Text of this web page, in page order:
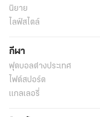
นิยาย
ไลฟ์สไตล์
กีฬา
ฟุตบอลต่่างประเทศ
ไฟต์สปอร์ต
แกลเลอรี่